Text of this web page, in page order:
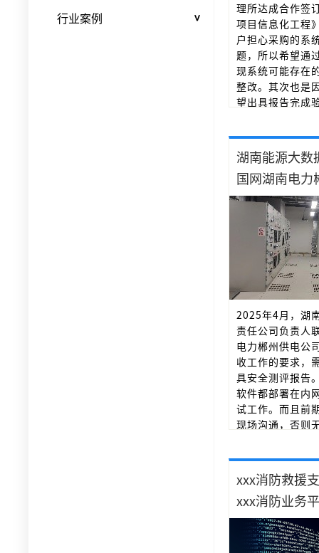
<
行业案例
理所达成合作签
项目信息化工程
户担心采购的系
题，所以希望通
现系统可能存在
整改。其次也是
望出具报告完成
能更好的了解客
人员在需求沟通
解客户测试需求
案》和《测试计
和客户确认后，
个过程非常顺
完成首轮测试
开发方进行整
又进行回归测
专业的测试报
求，并顺利交付
2025年4月，湖
责任公司负责人
电力郴州供电公
收工作的要求，
具安全测评报告
软件都部署在内
试工作。而且前
现场沟通，否则
通和准备工作，
完成首轮测试
漏洞进行修复。
全部关闭，顺利
作。
xxx消防救援
xxx消防业务